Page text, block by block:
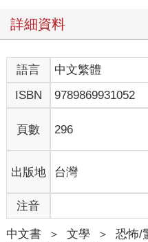
詳細資料
語言 中文繁體
ISBN
9789869931052
頁數 296
出版地 台灣
注音
中文書 ＞ 文學 ＞ 恐怖/